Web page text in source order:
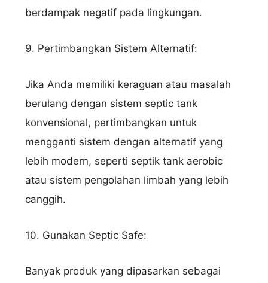
berdampak negatif pada lingkungan.
9. Pertimbangkan Sistem Alternatif:
Jika Anda memiliki keraguan atau masalah
berulang dengan sistem septic tank
konvensional, pertimbangkan untuk
mengganti sistem dengan alternatif yang
lebih modern, seperti septik tank aerobic
atau sistem pengolahan limbah yang lebih
canggih.
10. Gunakan Septic Safe:
Banyak produk yang dipasarkan sebagai